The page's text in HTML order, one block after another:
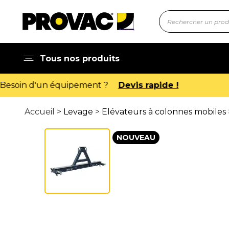
Tous nos produits
Accueil > Levage > Elévateurs à colonnes mobiles
NOUVEAU